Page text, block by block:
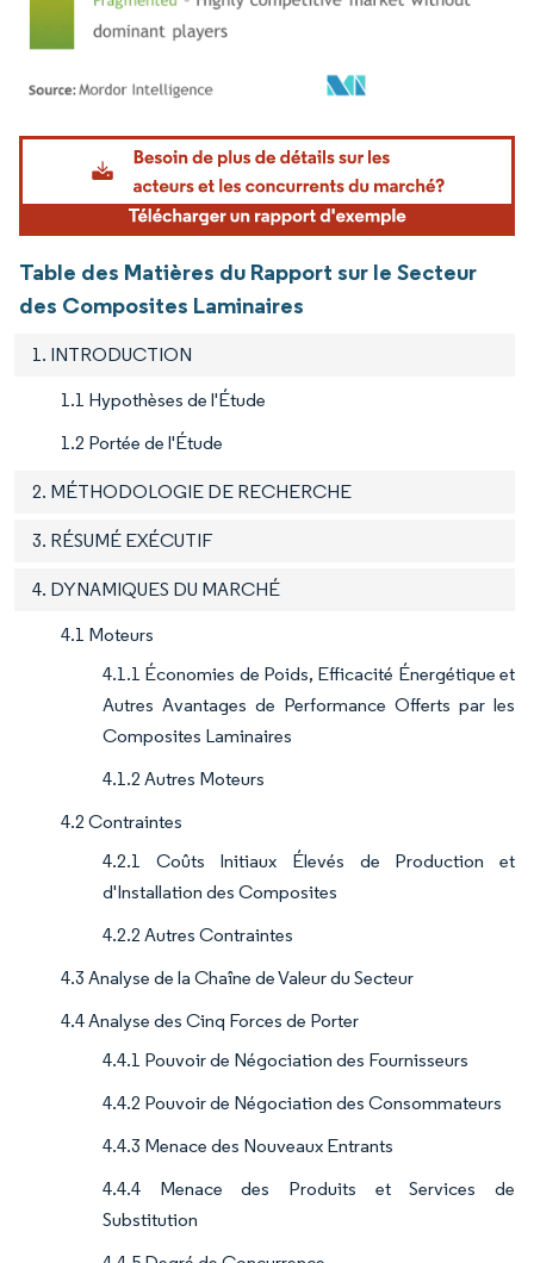
Image © Mordor Intelligence. La réutilisation nécessite une attribution sous CC BY
Table des Matières du Rapport sur le Secteur
des Composites Laminaires
1. INTRODUCTION
1.1 Hypothèses de l'Étude
1.2 Portée de l'Étude
2. MÉTHODOLOGIE DE RECHERCHE
3. RÉSUMÉ EXÉCUTIF
4. DYNAMIQUES DU MARCHÉ
4.1 Moteurs
4.1.1 Économies de Poids, Efficacité Énergétique et
Autres Avantages de Performance Offerts par les
Composites Laminaires
4.1.2 Autres Moteurs
4.2 Contraintes
4.2.1 Coûts Initiaux Élevés de Production et
d'Installation des Composites
4.2.2 Autres Contraintes
4.3 Analyse de la Chaîne de Valeur du Secteur
4.4 Analyse des Cinq Forces de Porter
4.4.1 Pouvoir de Négociation des Fournisseurs
4.4.2 Pouvoir de Négociation des Consommateurs
4.4.3 Menace des Nouveaux Entrants
4.4.4 Menace des Produits et Services de
Substitution